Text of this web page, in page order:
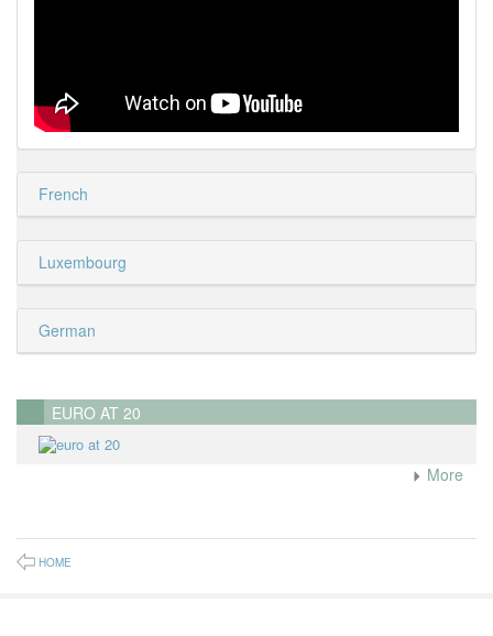
French
Luxembourg
German
EURO AT 20
More
HOME